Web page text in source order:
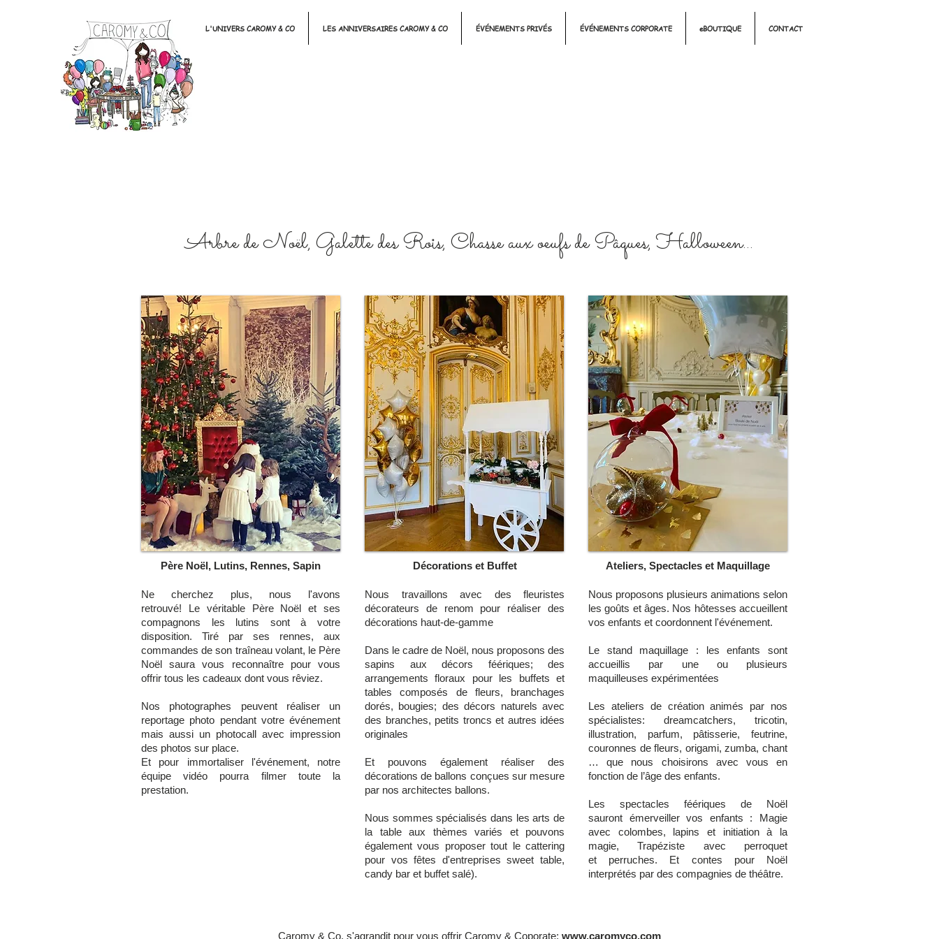
L'UNIVERS CAROMY & CO LES ANNIVERSAIRES CAROMY & CO ÉVÉNEMENTS PRIVÉS ÉVÉNEMENTS CORPORATE eBOUTIQUE CONTACT
Arbre de Noël, Galette des Rois, Chasse aux oeufs de Pâques, Halloween...
Père Noël, Lutins, Rennes, Sapin
Ne cherchez plus, nous l'avons
retrouvé! Le véritable Père Noël et ses
compagnons les lutins sont à votre
disposition. Tiré par ses rennes, aux
commandes de son traîneau volant, le Père
Noël saura vous reconnaître pour vous
offrir tous les cadeaux dont vous rêviez.
Nos photographes peuvent réaliser un
reportage photo pendant votre événement
mais aussi un photocall avec impression
des photos sur place.
Et pour immortaliser l'événement, notre
équipe vidéo pourra filmer toute la
prestation.
Décorations et Buffet
Nous travaillons avec des fleuristes
décorateurs de renom pour réaliser des
décorations haut-de-gamme
Dans le cadre de Noël, nous proposons des
sapins aux décors féériques; des
arrangements floraux pour les buffets et
tables composés de fleurs, branchages
dorés, bougies; des décors naturels avec
des branches, petits troncs et autres idées
originales
Et pouvons également réaliser des
décorations de ballons conçues sur mesure
par nos architectes ballons.
Nous sommes spécialisés dans les arts de
la table aux thèmes variés et pouvons
également vous proposer tout le cattering
pour vos fêtes d'entreprises sweet table,
candy bar et buffet salé).
Ateliers, Spectacles et Maquillage
Nous proposons plusieurs animations selon
les goûts et âges. Nos hôtesses accueillent
vos enfants et coordonnent l'événement.
Le stand maquillage : les enfants sont
accueillis par une ou plusieurs
maquilleuses expérimentées
Les ateliers de création animés par nos
spécialistes: dreamcatchers, tricotin,
illustration, parfum, pâtisserie, feutrine,
couronnes de fleurs, origami, zumba, chant
… que nous choisirons avec vous en
fonction de l’âge des enfants.
Les spectacles féériques de Noël
sauront émerveiller vos enfants : Magie
avec colombes, lapins et initiation à la
magie, Trapéziste avec perroquet
et perruches. Et contes pour Noël
interprétés par des compagnies de théâtre.
Caromy & Co, s'agrandit pour vous offrir Caromy & Coporate: www.caromyco.com